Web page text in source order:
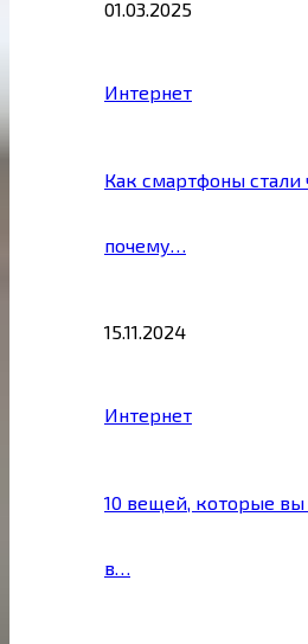
01.03.2025
Интернет
Как смартфоны
почему…
15.11.2024
Интернет
10 вещей, которые
в…